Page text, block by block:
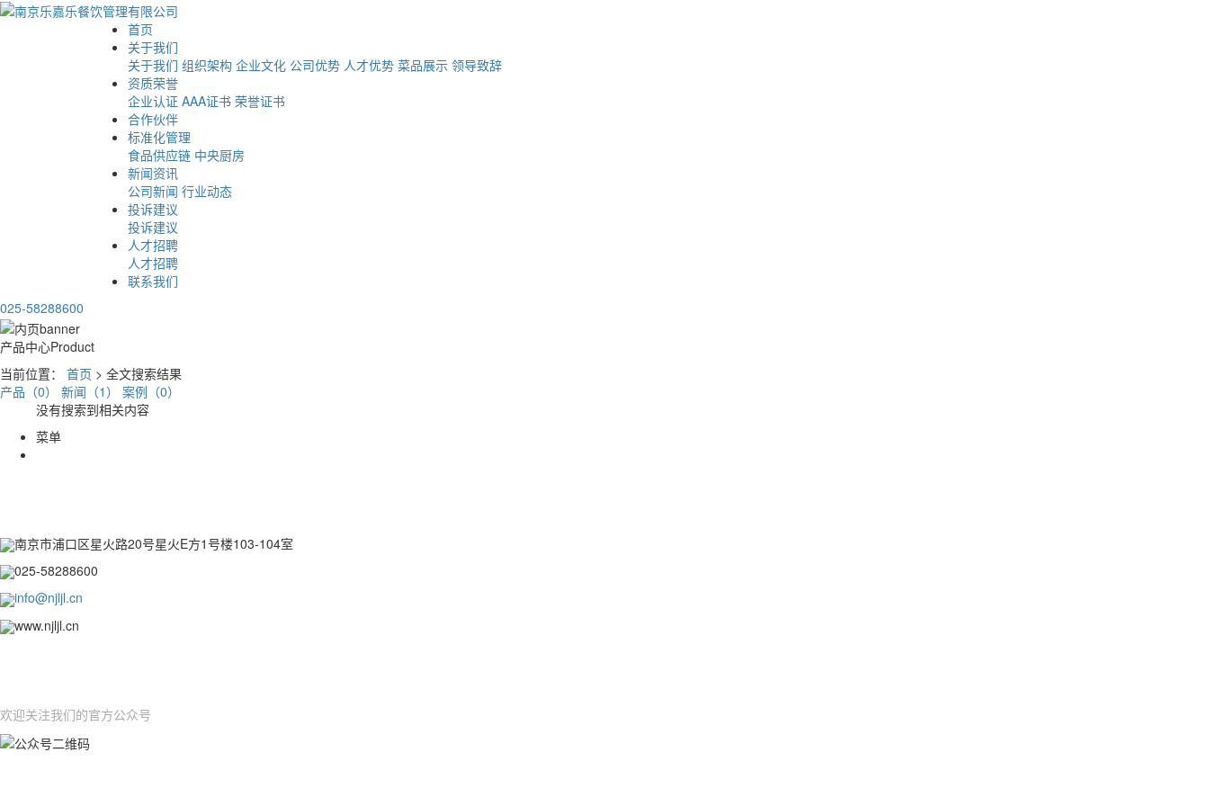
首页
关于我们
关于我们 组织架构 企业文化 公司优势 人才优势 菜品展示 领导致辞
资质荣誉
企业认证 AAA证书 荣誉证书
合作伙伴
标准化管理
食品供应链 中央厨房
新闻资讯
公司新闻 行业动态
投诉建议
投诉建议
人才招聘
人才招聘
联系我们
025-58288600
产品中心Product
当前位置： 首页 > 全文搜索结果
产品（0）
新闻（1）
案例（0）
没有搜索到相关内容
菜单
南京市浦口区星火路20号星火E方1号楼103-104室
025-58288600
info@njljl.cn
www.njljl.cn
欢迎关注我们的官方公众号